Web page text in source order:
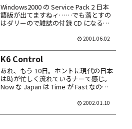
Windows2000 の Service Pack 2 日本
語版が出てますねィ……でも落とすの
はダリーので雑誌の付録 CD になるま
で予想してみた……いつもそうか？
ル...
2001.06.02
K6 Control
あれ、もう 10日。ホントに現代の日本
は時が忙しく流れているナーて感じ。
Now な Japan は Time が Fast なので
裂。 それはともかく。Windows 上か
2002.01.10